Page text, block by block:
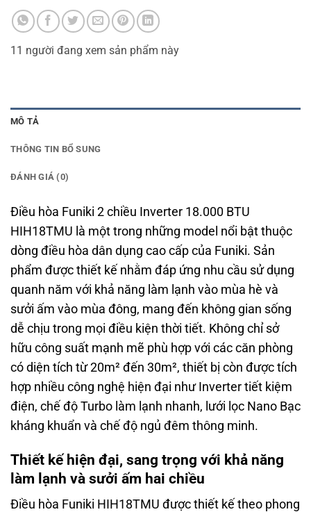
11 người đang xem sản phẩm này
MÔ TẢ
THÔNG TIN BỔ SUNG
ĐÁNH GIÁ (0)
Điều hòa Funiki 2 chiều Inverter 18.000 BTU
HIH18TMU là một trong những model nổi bật thuộc
dòng điều hòa dân dụng cao cấp của Funiki. Sản
phẩm được thiết kế nhằm đáp ứng nhu cầu sử dụng
quanh năm với khả năng làm lạnh vào mùa hè và
sưởi ấm vào mùa đông, mang đến không gian sống
dễ chịu trong mọi điều kiện thời tiết. Không chỉ sở
hữu công suất mạnh mẽ phù hợp với các căn phòng
có diện tích từ 20m² đến 30m², thiết bị còn được tích
hợp nhiều công nghệ hiện đại như Inverter tiết kiệm
điện, chế độ Turbo làm lạnh nhanh, lưới lọc Nano Bạc
kháng khuẩn và chế độ ngủ đêm thông minh.
Thiết kế hiện đại, sang trọng với khả năng
làm lạnh và sưởi ấm hai chiều
Điều hòa Funiki HIH18TMU được thiết kế theo phong